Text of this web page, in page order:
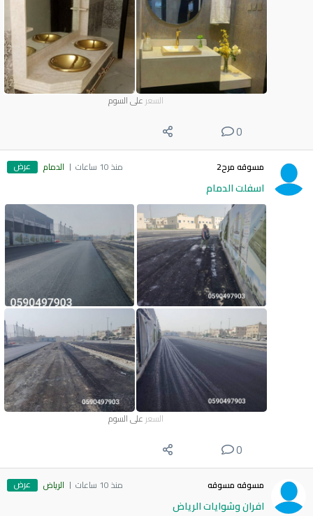
السعر على السوم
0
مسوقه مرح2 منذ 10 ساعات الدمام عرض
اسفلت الدمام
السعر على السوم
0
مسوقه مسوقه منذ 10 ساعات الرياض عرض
افران وشوايات الرياض